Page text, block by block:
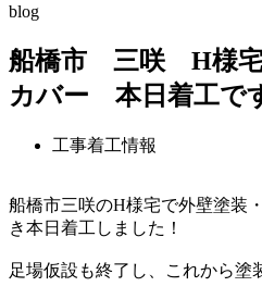
blog
船橋市 三咲 H様
カバー 本日着工で
工事着工情報
船橋市三咲のH様宅で外壁塗装
き本日着工しました！
足場仮設も終了し、これから塗